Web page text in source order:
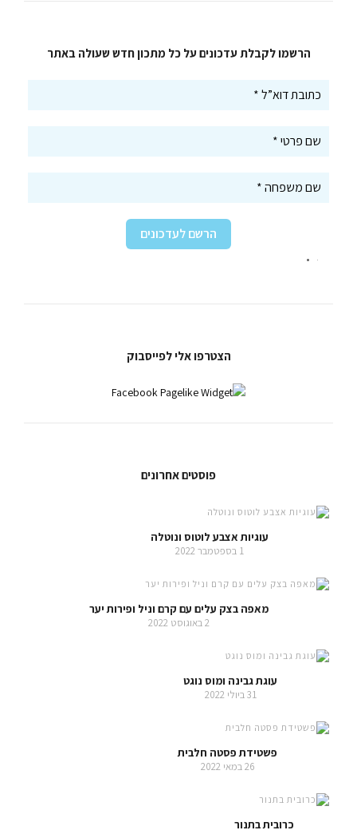
הרשמו לקבלת עדכונים על כל מתכון חדש שעולה באתר
הצטרפו אלי לפייסבוק
פוסטים אחרונים
עוגיות אצבע לוטוס ונוטלה
1 בספטמבר 2022
מאפה בצק עלים עם קרם וניל ופירות יער
2 באוגוסט 2022
עוגת גבינה ומוס נוגט
31 ביולי 2022
פשטידת פסטה חלבית
26 במאי 2022
כרובית בתנור